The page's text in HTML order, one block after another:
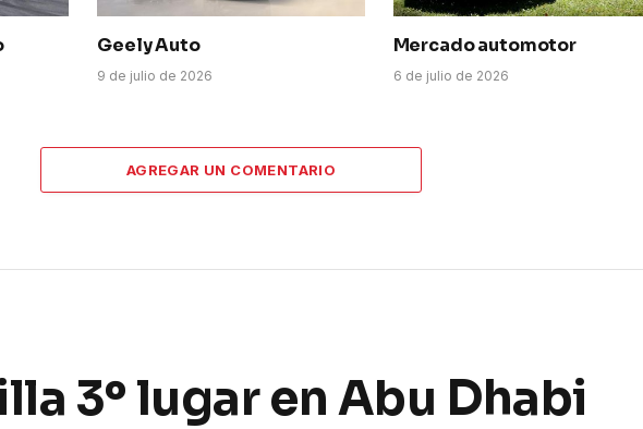
Geely Auto
9 de julio de 2026
Mercado automotor
6 de julio de 2026
AGREGAR UN COMENTARIO
3º lugar en Abu Dhabi